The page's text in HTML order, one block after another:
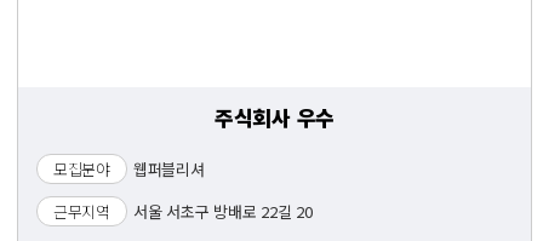
주식회사 우수
모집분야
웹퍼블리셔
근무지역
서울 서초구 방배로 22길 20